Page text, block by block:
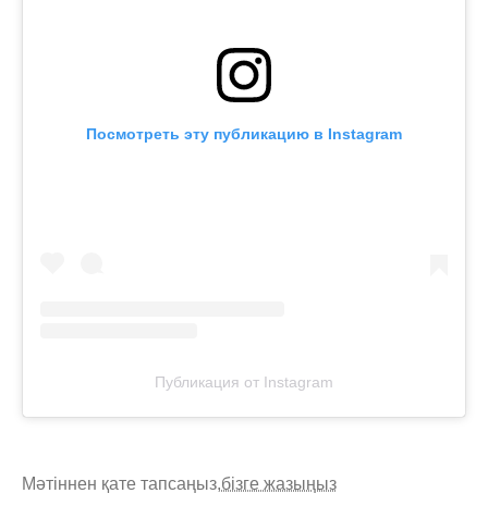
Посмотреть эту публикацию в Instagram
Публикация от Instagram
Мәтіннен қате тапсаңыз,бізге жазыңыз